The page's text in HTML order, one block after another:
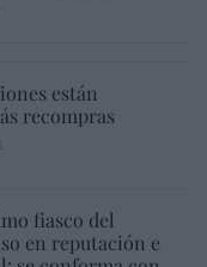
están
recompras
fiasco del
en reputación e